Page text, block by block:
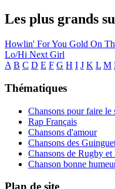
Les plus grands
Howlin' For You Gold On
Lo/Hi Next Girl
A B C D E F G H I J K L M
Thématiques
Chansons pour faire le
Rap Français
Chansons d'amour
Chansons des
Chansons de Rugby et
Chanson bonne